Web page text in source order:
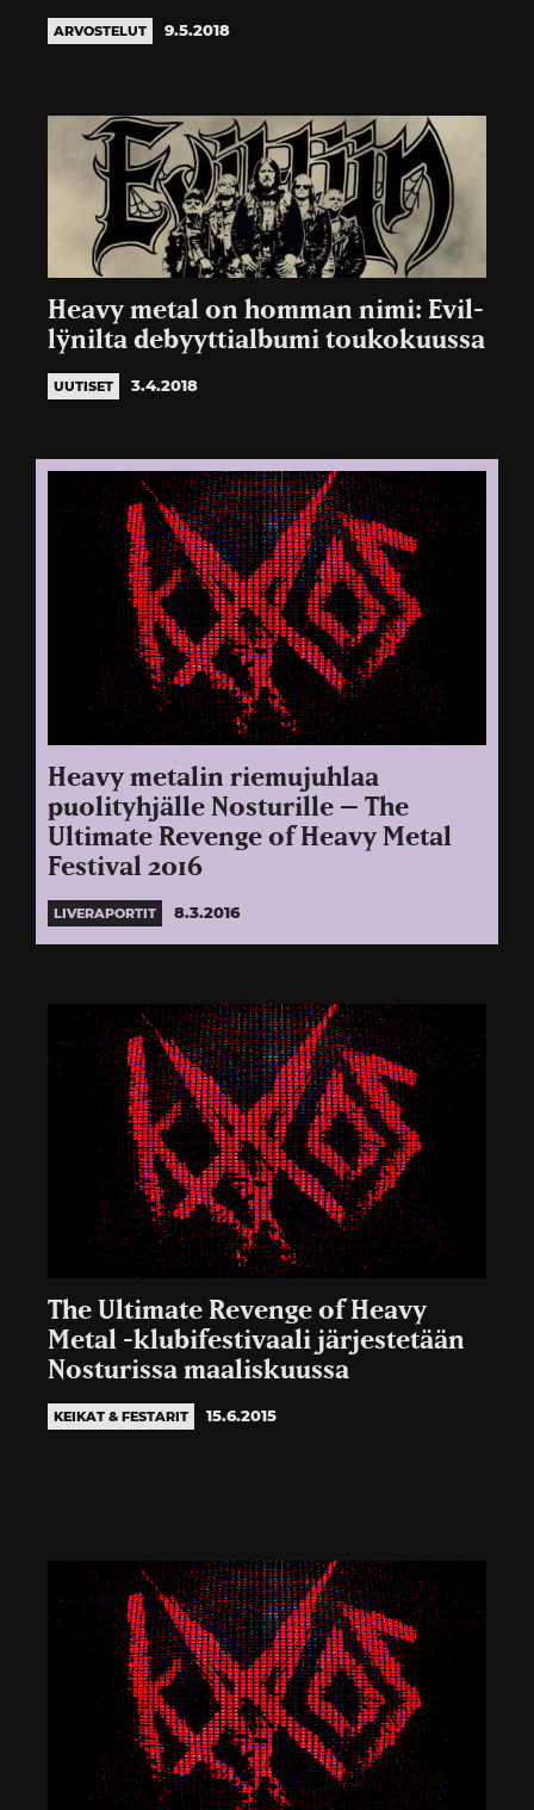
ARVOSTELUT 9.5.2018
Heavy metal on homman nimi: Evil-
lÿnilta debyyttialbumi toukokuussa
UUTISET 3.4.2018
Heavy metalin riemujuhlaa
puolityhjälle Nosturille – The
Ultimate Revenge of Heavy Metal
Festival 2016
LIVERAPORTIT 8.3.2016
The Ultimate Revenge of Heavy
Metal -klubifestivaali järjestetään
Nosturissa maaliskuussa
KEIKAT & FESTARIT 15.6.2015